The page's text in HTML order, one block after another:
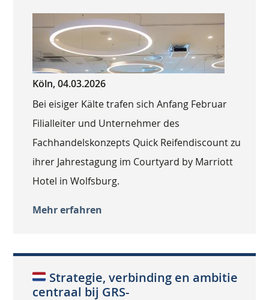
Köln, 04.03.2026
Bei eisiger Kälte trafen sich Anfang Februar
Filialleiter und Unternehmer des
Fachhandelskonzepts Quick Reifendiscount zu
ihrer Jahrestagung im Courtyard by Marriott
Hotel in Wolfsburg.
Mehr erfahren
Strategie, verbinding en ambitie
centraal bij GRS-